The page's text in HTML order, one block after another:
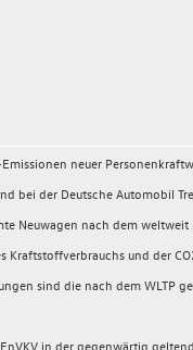
neuer
bei der Deutsche Automobil
nach dem
Kraftstoffverbrauchs und der
sind die nach dem
in der gegenwärtig